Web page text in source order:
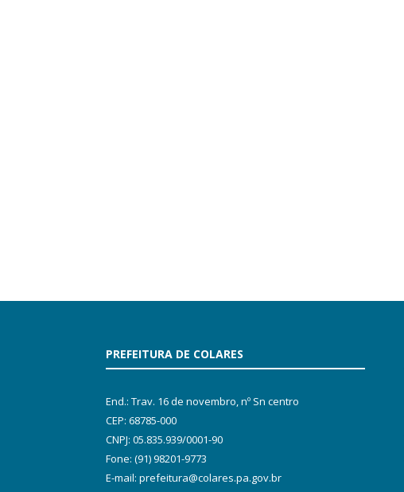
PREFEITURA DE COLARES
End.: Trav. 16 de novembro, nº Sn centro
CEP: 68785-000
CNPJ: 05.835.939/0001-90
Fone: (91) 98201-9773
E-mail: prefeitura@colares.pa.gov.br